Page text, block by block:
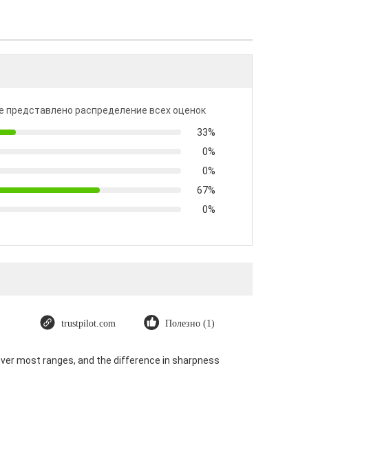
представлено распределение всех оценок
33%
0%
0%
67%
0%
trustpilot.com Полезно (1)
most ranges, and the difference in sharpness